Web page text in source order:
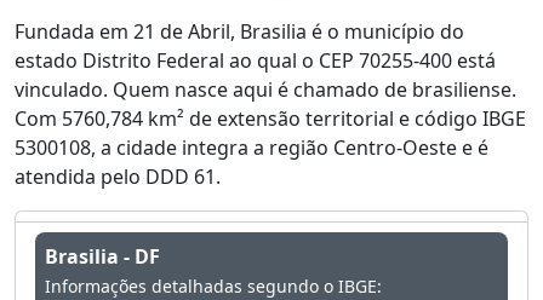
Fundada em 21 de Abril, Brasilia é o município do
estado Distrito Federal ao qual o CEP 70255-400 está
vinculado. Quem nasce aqui é chamado de brasiliense.
Com 5760,784 km² de extensão territorial e código IBGE
5300108, a cidade integra a região Centro-Oeste e é
atendida pelo DDD 61.
Brasilia - DF
Informações detalhadas segundo o IBGE: